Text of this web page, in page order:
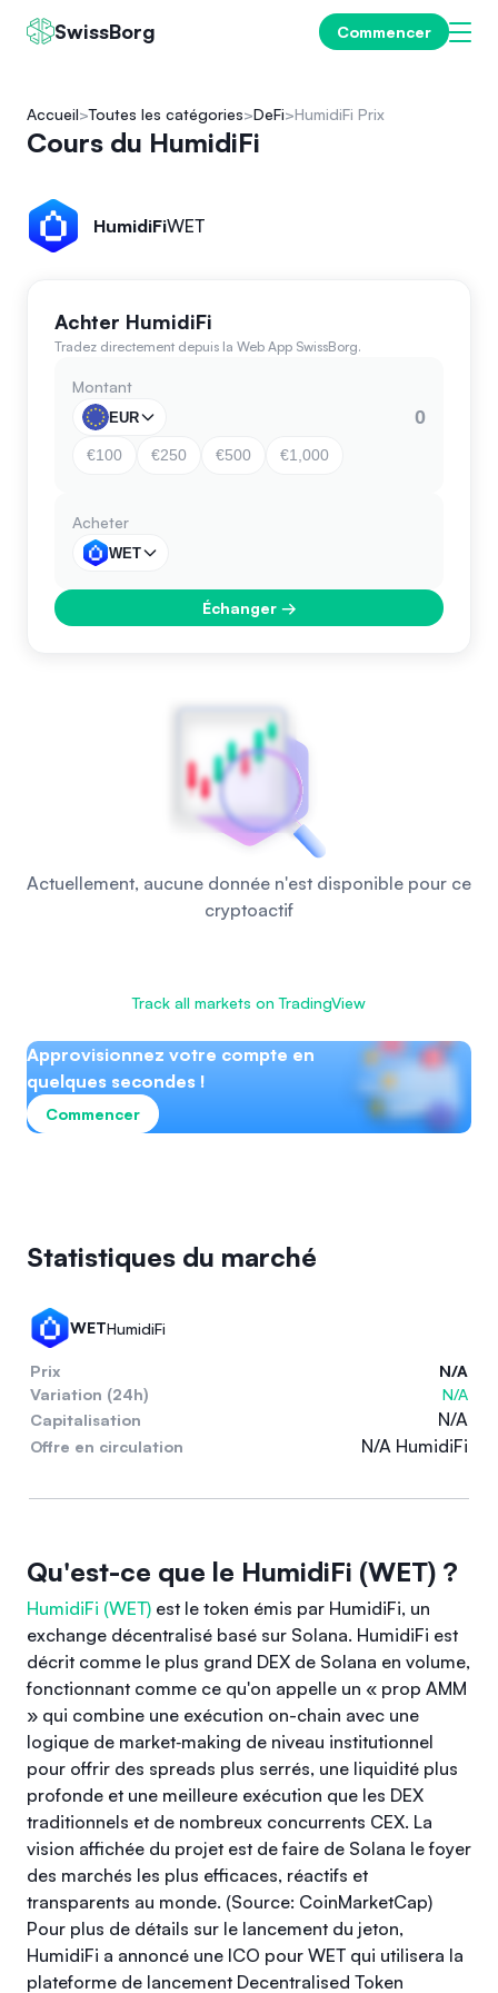
SwissBorg Commencer
Accueil Toutes les catégories DeFi HumidiFi Prix
Cours du HumidiFi
HumidiFiWET
Achter HumidiFi
Tradez directement depuis la Web App SwissBorg.
Montant
EUR
€100 €250 €500 €1,000
Acheter
WET
Échanger→
Actuellement, aucune donnée n'est disponible pour ce
cryptoactif
Track all markets on TradingView
Approvisionnez votre compte en
quelques secondes !
Commencer
Statistiques du marché
WETHumidiFi
Prix
N/A
Variation (24h)
N/A
Capitalisation
N/A
Offre en circulation N/A HumidiFi
Qu'est-ce que le HumidiFi (WET) ?
HumidiFi (WET) est le token émis par HumidiFi, un
exchange décentralisé basé sur Solana. HumidiFi est
décrit comme le plus grand DEX de Solana en volume,
fonctionnant comme ce qu'on appelle un « prop AMM
» qui combine une exécution on-chain avec une
logique de market‑making de niveau institutionnel
pour offrir des spreads plus serrés, une liquidité plus
profonde et une meilleure exécution que les DEX
traditionnels et de nombreux concurrents CEX. La
vision affichée du projet est de faire de Solana le foyer
des marchés les plus efficaces, réactifs et
transparents au monde. (Source: CoinMarketCap)
Pour plus de détails sur le lancement du jeton,
HumidiFi a annoncé une ICO pour WET qui utilisera la
plateforme de lancement Decentralised Token